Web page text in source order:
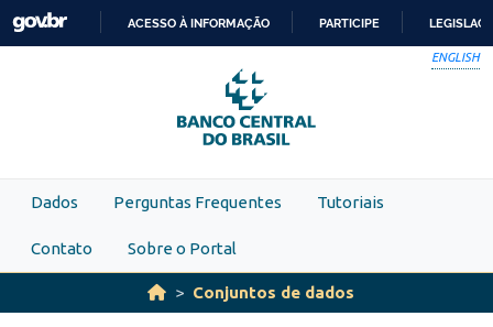
Skip to main content
PARA
O
CONTEÚDO
ACESSO À INFORMAÇÃO PARTICIPE
ENGLISH
Dados Perguntas Frequentes Tutoriais
Contato Sobre o Portal
Conjuntos de dados